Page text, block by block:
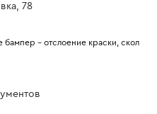
78
- отслоение краски, скол